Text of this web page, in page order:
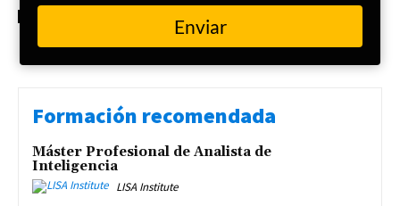
Formación recomendada
Máster Profesional de Analista de
Inteligencia
LISA Institute
email
Enviar